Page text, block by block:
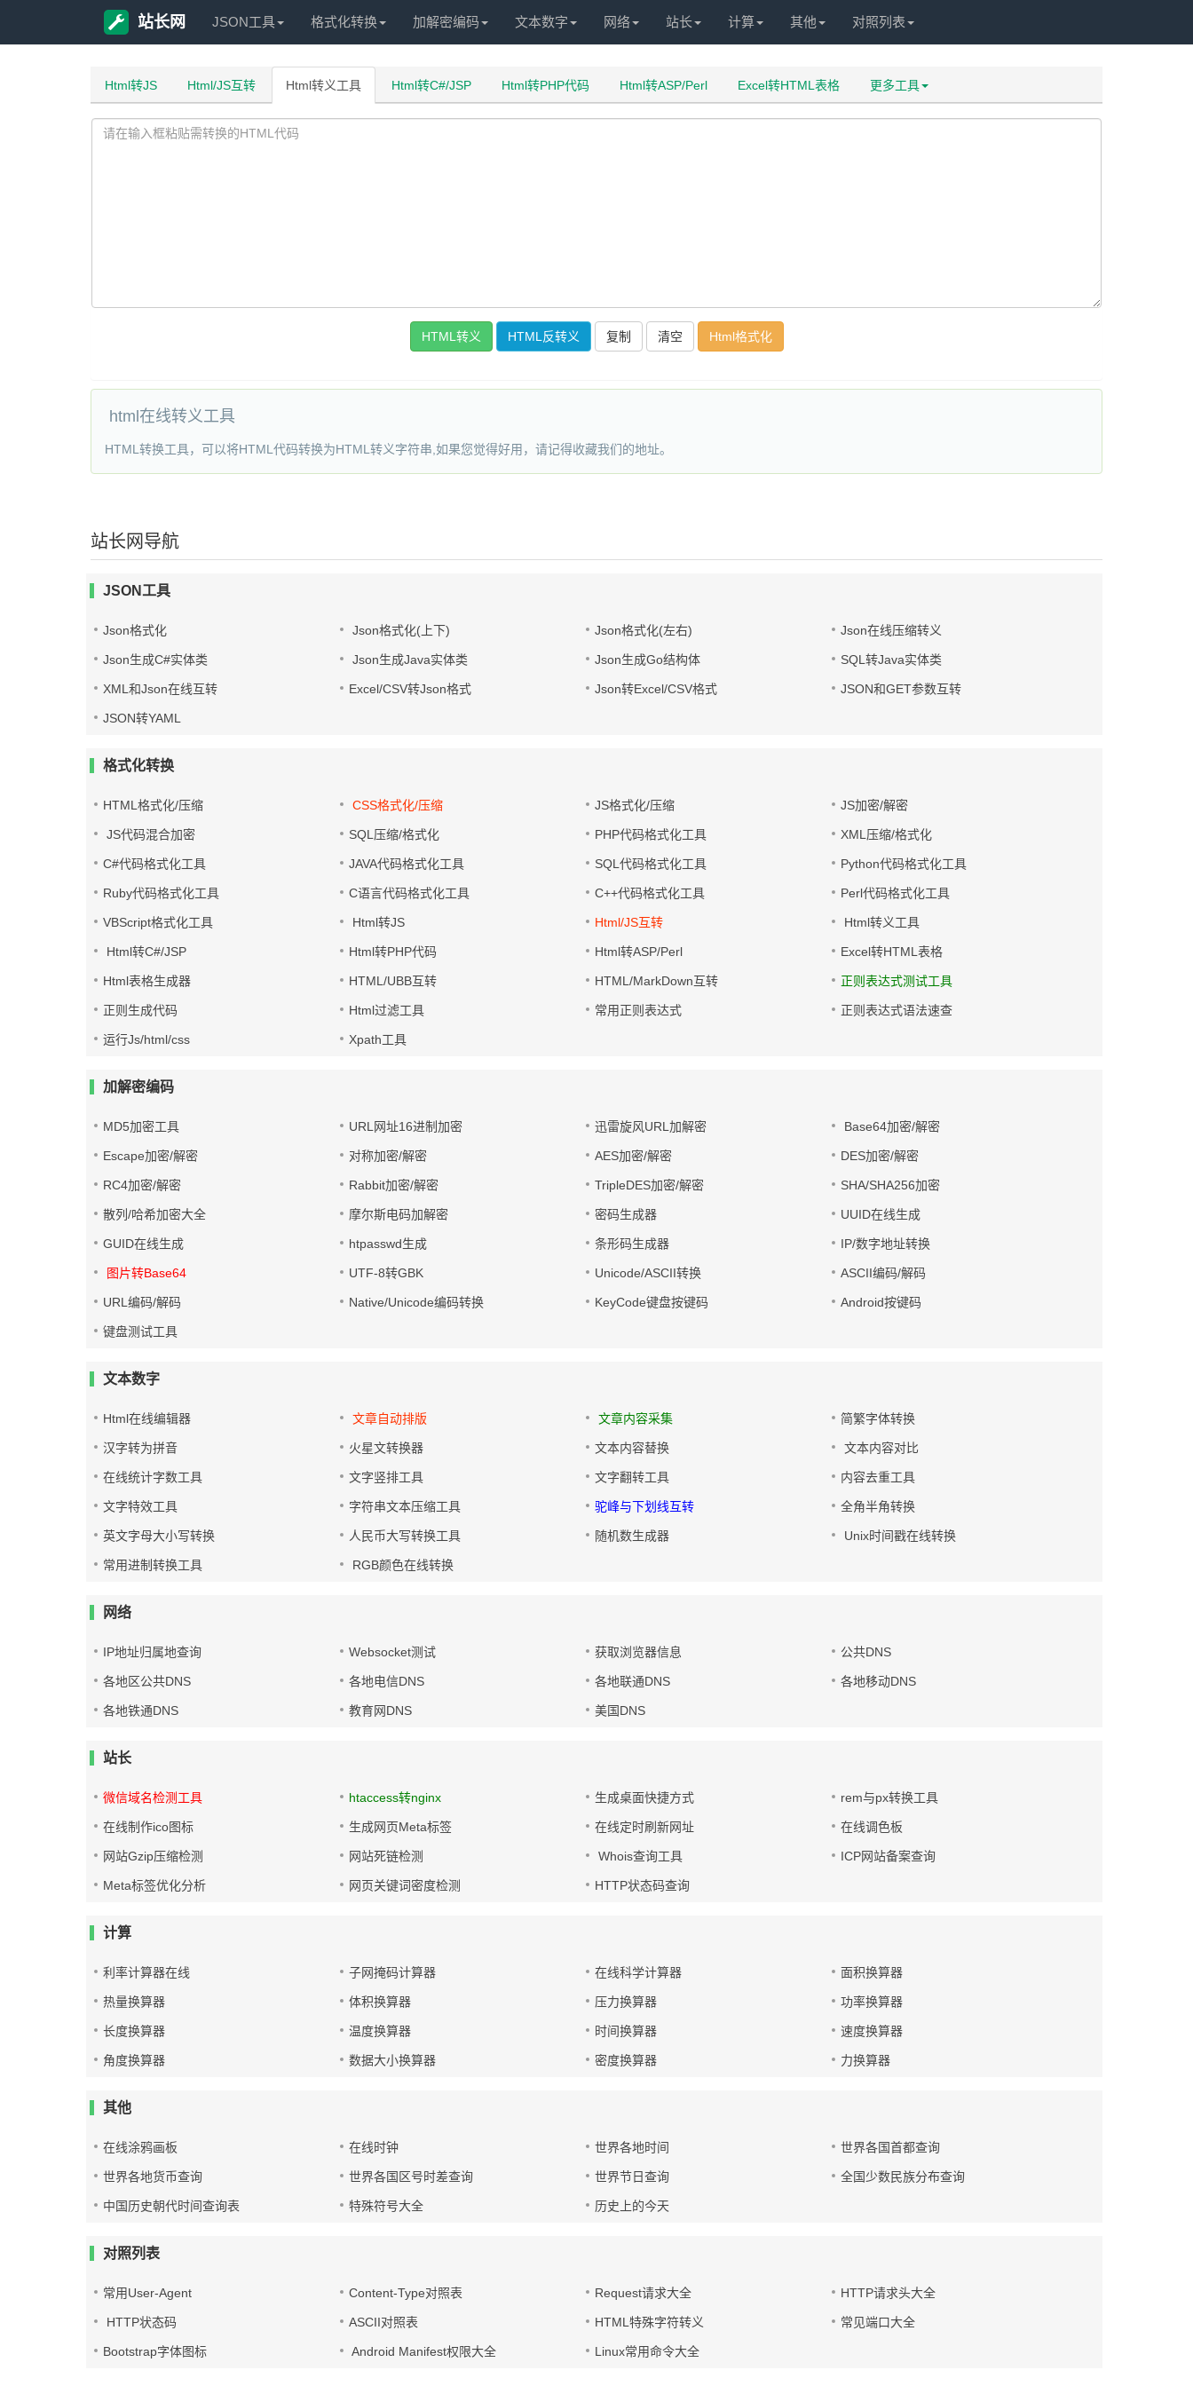
站长网 JSON工具 格式化转换 加解密编码 文本数字 网络 站长 计算 其他 对照列表
Html转JS Html/JS互转 Html转义工具 Html转C#/JSP Html转PHP代码 Html转ASP/Perl Excel转HTML表格 更多工具
复制 清空 Html格式化
html在线转义工具
HTML转换工具，可以将HTML代码转换为HTML转义字符串,如果您觉得好用，请记得收藏我们的地址。
站长网导航
JSON工具
Json格式化 Json格式化(上下) Json格式化(左右) Json在线压缩转义
Json生成C#实体类 Json生成Java实体类 Json生成Go结构体 SQL转Java实体类
XML和Json在线互转 Excel/CSV转Json格式 Json转Excel/CSV格式 JSON和GET参数互转
JSON转YAML
格式化转换
HTML格式化/压缩 CSS格式化/压缩 JS格式化/压缩 JS加密/解密
JS代码混合加密 SQL压缩/格式化 PHP代码格式化工具 XML压缩/格式化
C#代码格式化工具 JAVA代码格式化工具 SQL代码格式化工具 Python代码格式化工具
Ruby代码格式化工具 C语言代码格式化工具 C++代码格式化工具 Perl代码格式化工具
VBScript格式化工具 Html转JS Html/JS互转 Html转义工具
Html转C#/JSP Html转PHP代码 Html转ASP/Perl Excel转HTML表格
Html表格生成器 HTML/UBB互转 HTML/MarkDown互转 正则表达式测试工具
正则生成代码 Html过滤工具 常用正则表达式 正则表达式语法速查
运行Js/html/css Xpath工具
加解密编码
MD5加密工具 URL网址16进制加密 迅雷旋风URL加解密 Base64加密/解密
Escape加密/解密 对称加密/解密 AES加密/解密 DES加密/解密
RC4加密/解密 Rabbit加密/解密 TripleDES加密/解密 SHA/SHA256加密
散列/哈希加密大全 摩尔斯电码加解密 密码生成器 UUID在线生成
GUID在线生成 htpasswd生成 条形码生成器 IP/数字地址转换
图片转Base64 UTF-8转GBK Unicode/ASCII转换 ASCII编码/解码
URL编码/解码 Native/Unicode编码转换 KeyCode键盘按键码 Android按键码
键盘测试工具
文本数字
Html在线编辑器 文章自动排版 文章内容采集 简繁字体转换
汉字转为拼音 火星文转换器 文本内容替换 文本内容对比
在线统计字数工具 文字竖排工具 文字翻转工具 内容去重工具
文字特效工具 字符串文本压缩工具 驼峰与下划线互转 全角半角转换
英文字母大小写转换 人民币大写转换工具 随机数生成器 Unix时间戳在线转换
常用进制转换工具 RGB颜色在线转换
网络
IP地址归属地查询 Websocket测试 获取浏览器信息 公共DNS
各地区公共DNS 各地电信DNS 各地联通DNS 各地移动DNS
各地铁通DNS 教育网DNS 美国DNS
站长
微信域名检测工具 htaccess转nginx 生成桌面快捷方式 rem与px转换工具
在线制作ico图标 生成网页Meta标签 在线定时刷新网址 在线调色板
网站Gzip压缩检测 网站死链检测 Whois查询工具 ICP网站备案查询
Meta标签优化分析 网页关键词密度检测 HTTP状态码查询
计算
利率计算器在线 子网掩码计算器 在线科学计算器 面积换算器
热量换算器 体积换算器 压力换算器 功率换算器
长度换算器 温度换算器 时间换算器 速度换算器
角度换算器 数据大小换算器 密度换算器 力换算器
其他
在线涂鸦画板 在线时钟 世界各地时间 世界各国首都查询
世界各地货币查询 世界各国区号时差查询 世界节日查询 全国少数民族分布查询
中国历史朝代时间查询表 特殊符号大全 历史上的今天
对照列表
常用User-Agent Content-Type对照表 Request请求大全 HTTP请求头大全
HTTP状态码 ASCII对照表 HTML特殊字符转义 常见端口大全
Bootstrap字体图标 Android Manifest权限大全 Linux常用命令大全